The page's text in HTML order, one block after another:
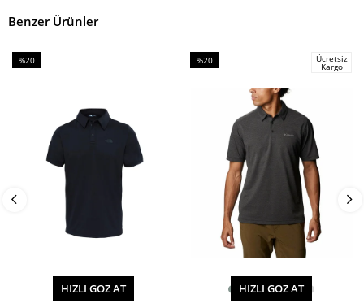
Benzer Ürünler
%20
HIZLI GÖZ AT
%20
Ücretsiz
Kargo
HIZLI GÖZ AT